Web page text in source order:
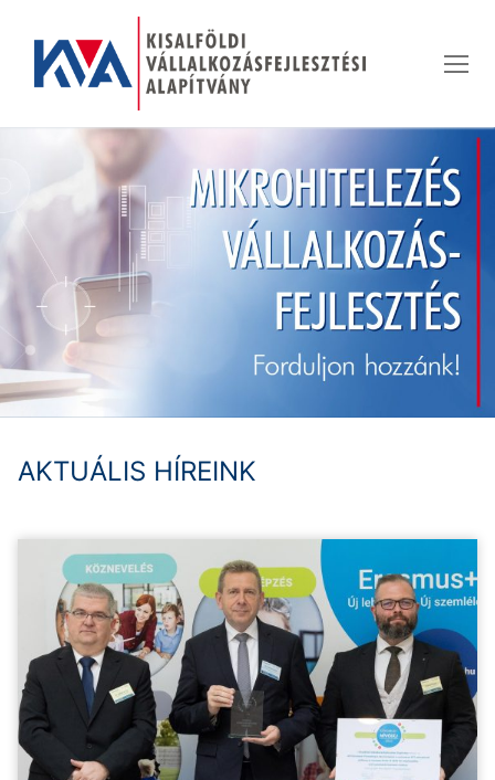
tartalomra
AKTUÁLIS HÍREINK